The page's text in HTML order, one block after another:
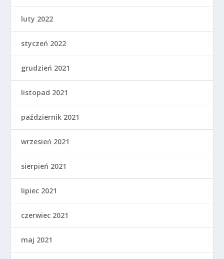
luty 2022
styczeń 2022
grudzień 2021
listopad 2021
październik 2021
wrzesień 2021
sierpień 2021
lipiec 2021
czerwiec 2021
maj 2021